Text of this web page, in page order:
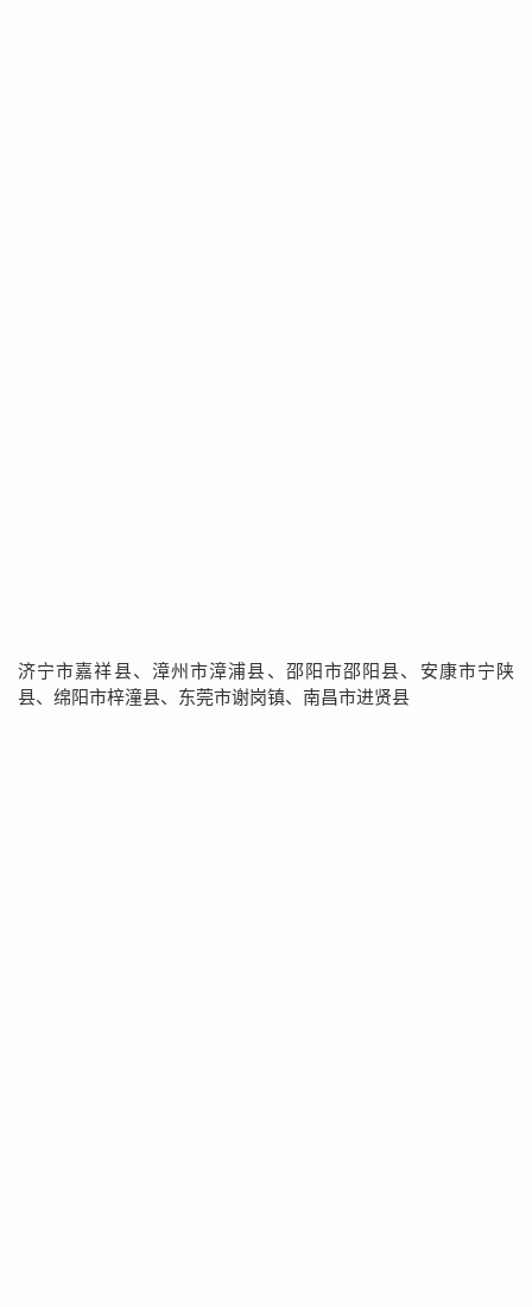
济宁市嘉祥县、漳州市漳浦县、邵阳市邵阳县、安康市宁陕
县、绵阳市梓潼县、东莞市谢岗镇、南昌市进贤县